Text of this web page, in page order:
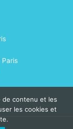
Paris
de contenu et les
les cookies et